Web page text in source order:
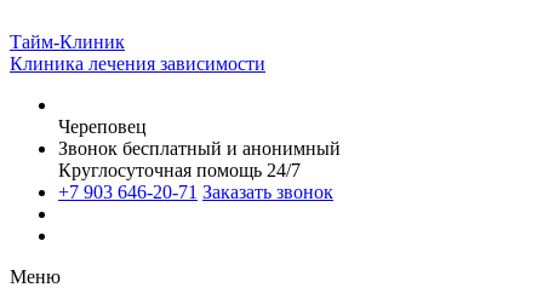
Тайм-Клиник
Клиника лечения зависимости
Череповец
Звонок бесплатный и анонимный
Круглосуточная помощь 24/7
+7 903 646-20-71 Заказать звонок
Меню